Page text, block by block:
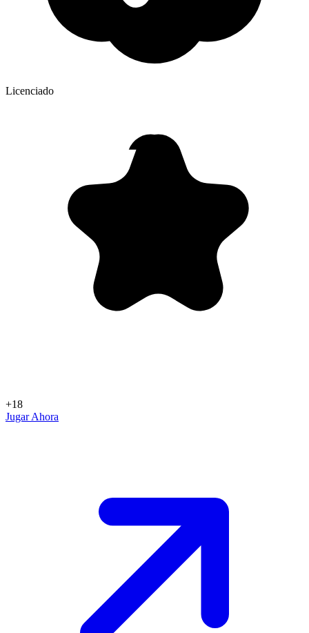
Licenciado
+18
Jugar Ahora